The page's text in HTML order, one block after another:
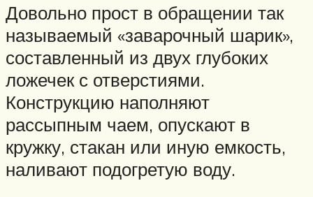
Довольно прост в обращении так
называемый «заварочный шарик»,
составленный из двух глубоких
ложечек с отверстиями.
Конструкцию наполняют
рассыпным чаем, опускают в
кружку, стакан или иную емкость,
наливают подогретую воду.